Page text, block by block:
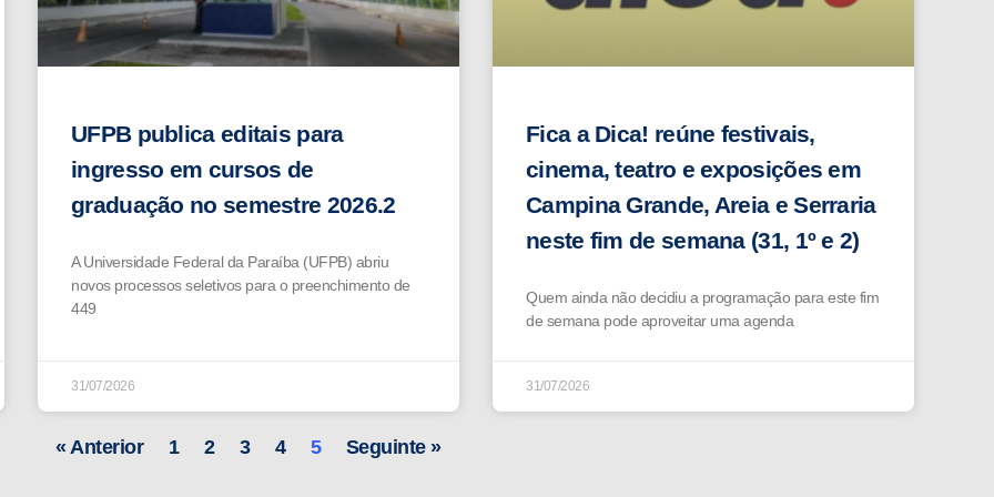
UFPB publica editais para
ingresso em cursos de
graduação no semestre 2026.2
A Universidade Federal da Paraíba (UFPB) abriu
novos processos seletivos para o preenchimento de
449
31/07/2026
Fica a Dica! reúne festivais,
cinema, teatro e exposições em
Campina Grande, Areia e Serraria
neste fim de semana (31, 1º e 2)
Quem ainda não decidiu a programação para este fim
de semana pode aproveitar uma agenda
31/07/2026
« Anterior 1 2 3 4 5 Seguinte »